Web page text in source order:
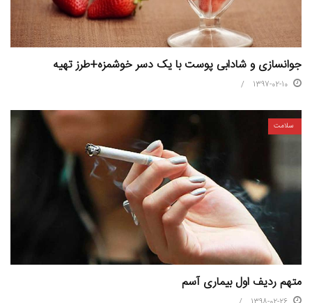
جوانسازی و شادابی پوست با یک دسر خوشمزه+طرز تهیه
1397-02-10
سلامت
متهم ردیف اول بیماری آسم